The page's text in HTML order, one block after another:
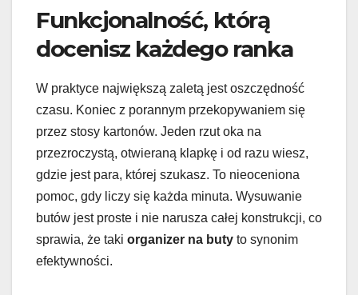
Funkcjonalność, którą
docenisz każdego ranka
W praktyce największą zaletą jest oszczędność
czasu. Koniec z porannym przekopywaniem się
przez stosy kartonów. Jeden rzut oka na
przezroczystą, otwieraną klapkę i od razu wiesz,
gdzie jest para, której szukasz. To nieoceniona
pomoc, gdy liczy się każda minuta. Wysuwanie
butów jest proste i nie narusza całej konstrukcji, co
sprawia, że taki organizer na buty to synonim
efektywności.